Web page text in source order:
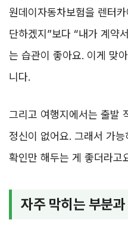
원데이자동차보험을 렌터
단하겠지”보다 “내가 계약
는 습관이 좋아요. 이게 맞
니다.
그리고 여행지에서는 출발
정신이 없어요. 그래서 가
확인만 해두는 게 좋더라고
자주 막히는 부분